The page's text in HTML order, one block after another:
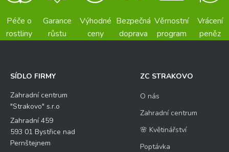
Péče o
rostliny
Garance
růstu
Výhodné
ceny
Bezpečná
doprava
Věrnostní
program
Vrácení
peněz
SÍDLO FIRMY
Zahradní centrum
"Strakovo" s.r.o
Zahradní 459
593 01 Bystřice nad
Pernštejnem
ZC STRAKOVO
O nás
Zahradní centrum
🌸 Květinářství
Poptávka